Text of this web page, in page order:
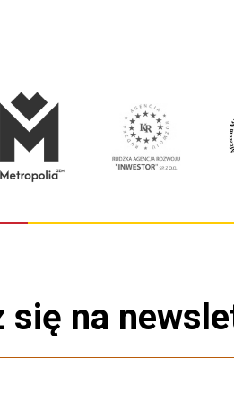
się na